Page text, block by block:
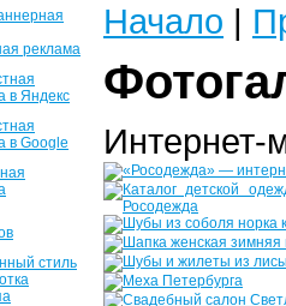
реклама
в Яндекс
в Google
стиль
Начало |
Интернет-